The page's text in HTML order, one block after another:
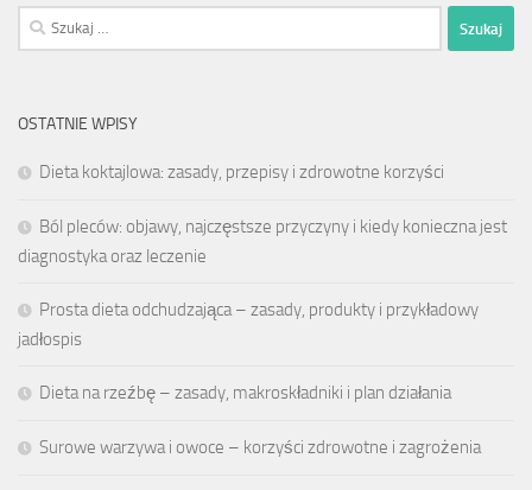
Szukaj:
OSTATNIE WPISY
Dieta koktajlowa: zasady, przepisy i zdrowotne korzyści
Ból pleców: objawy, najczęstsze przyczyny i kiedy konieczna jest
diagnostyka oraz leczenie
Prosta dieta odchudzająca – zasady, produkty i przykładowy
jadłospis
Dieta na rzeźbę – zasady, makroskładniki i plan działania
Surowe warzywa i owoce – korzyści zdrowotne i zagrożenia